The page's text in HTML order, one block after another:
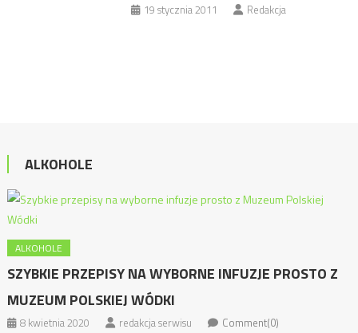
19 stycznia 2011 Redakcja
ALKOHOLE
ALKOHOLE
SZYBKIE PRZEPISY NA WYBORNE INFUZJE PROSTO Z
MUZEUM POLSKIEJ WÓDKI
8 kwietnia 2020 redakcja serwisu Comment(0)